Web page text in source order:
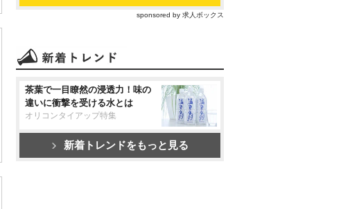
sponsored by 求人ボックス
茶葉で一目瞭然の浸透力！味の
違いに衝撃を受ける水とは
オリコンタイアップ特集
新着トレンドをもっと見る